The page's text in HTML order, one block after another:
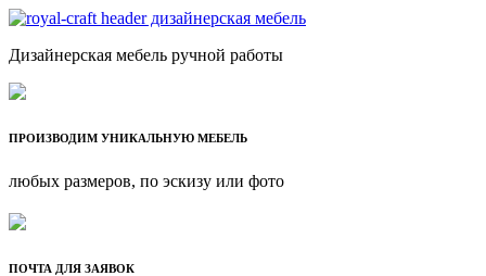
Дизайнерская мебель ручной работы
ПРОИЗВОДИМ УНИКАЛЬНУЮ МЕБЕЛЬ
любых размеров, по эскизу или фото
ПОЧТА ДЛЯ ЗАЯВОК